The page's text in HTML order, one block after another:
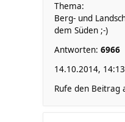
Thema:
Berg- und
dem Süden ;-)
Antworten: 6966
14.10.2014, 14:13
Rufe den Beitrag